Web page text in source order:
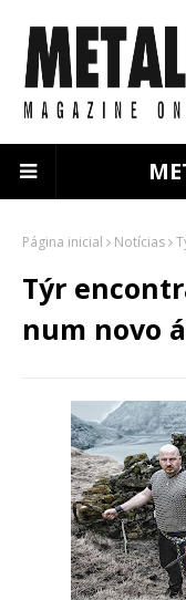
Página inicial Notícias
Týr
num novo